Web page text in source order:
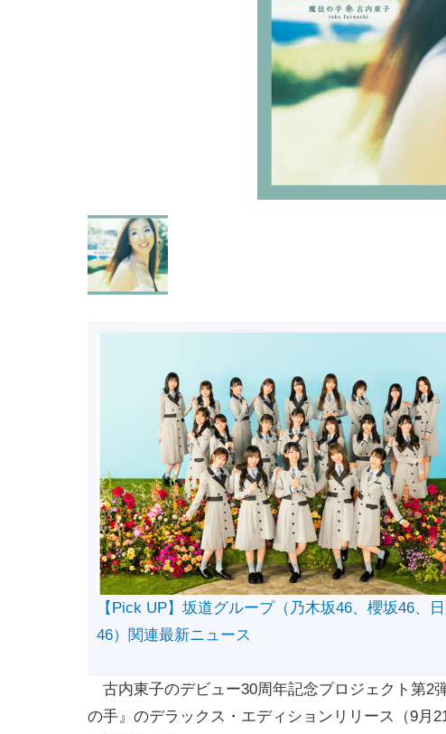
【Pick UP】坂道グループ（乃木坂46、櫻坂46、
46）関連最新ニュース
古内東子のデビュー30周年記念プロジェクト第2
の手』のデラックス・エディションリリース（9月